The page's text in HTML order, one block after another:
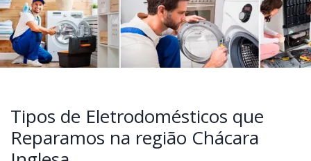
Tipos de Eletrodomésticos que
Reparamos na região Chácara